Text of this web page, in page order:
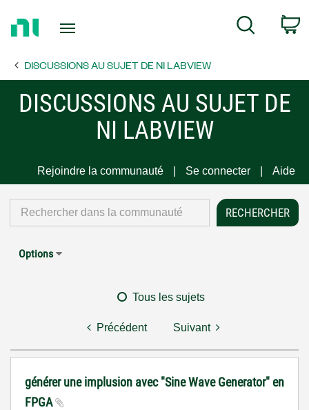
Page
Search
DISCUSSIONS AU SUJET DE NI LABVIEW
DISCUSSIONS AU SUJET DE
NI LABVIEW
Rejoindre la communauté Se connecter Aide
Options
Tous les sujets
Précédent Suivant
générer une implusion avec "Sine Wave Generator" en
FPGA